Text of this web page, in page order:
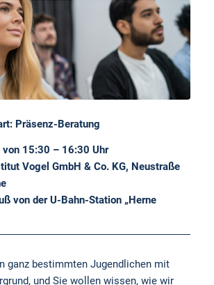
Präsenz-Beratung
15:30 – 16:30 Uhr
Vogel GmbH & Co. KG, Neustraße
von der U-Bahn-Station „Herne
ganz bestimmten Jugendlichen mit
und Sie wollen wissen, wie wir